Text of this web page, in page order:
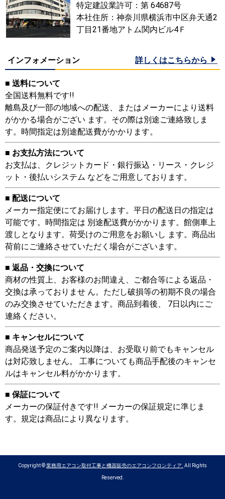
特定建設業許可：第 64687号
本社住所：神奈川県横浜市中区弁天通2
丁目21番地アトム関内ビル4Ｆ
インフォメーション 詳しくはこちらから
■ 送料について
全国送料無料です!!
離島及び一部の地域への配送、またはメーカーにより送料
がかかる場合がござい ます。その際は別途ご連絡致しま
す。時間指定は別途配送費がかかります。
■ お支払方法について
お支払は、クレジットカード・銀行振込・リース・クレジ
ット・後払いシステム などをご用意しております。
■ 配送について
メーカー指定便にてお届けします。平日の配送日の指定は
可能です。時間指定は 別途配送費がかかります。館側車上
渡しとなります。荷受けのご用意をお願いし ます。商品出
荷前にご連絡させていただく場合がございます。
■ 返品・交換について
商材の性質上、お客様のお間違え、ご都合等による返品・
交換は承っておりませ ん。ただし破損等の初期不良の場合
のみ交換させていただきます。商品到着後、 7日以内にご
連絡ください。
■ キャンセルについて
商品発送予定のご案内以降は、お受取り前でもキャンセル
は対応致しません。 工事についても商品手配後のキャンセ
ルはキャンセル料がかかります。
■ 保証について
メーカーの保証付きです!! メーカーの保証規定に準じま
す。規定は商品により異なります。
Copyright ©業務用エアコン取付工事と機器販売のエアコンフロンティア. All Rights
Reserved.